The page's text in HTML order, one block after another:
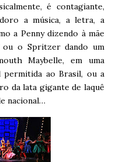
é contagiante,
a música, a letra, a
a Penny dizendo à mãe
ou o Spritzer dando um
Maybelle, em uma
ao Brasil, ou a
da lata gigante de laquê
nacional…